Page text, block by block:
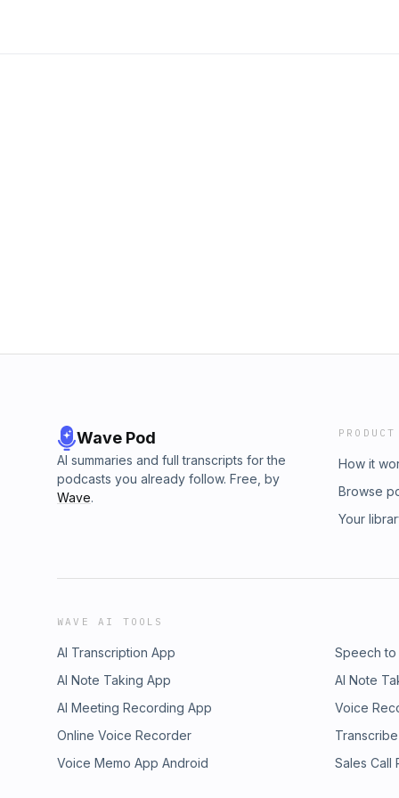
Wave Pod
AI summaries and full transcripts for the
podcasts you already follow. Free, by
Wave.
PRODUCT
How it
Browse
Your
WAVE AI TOOLS
AI Transcription App
Speech
AI Note Taking App
AI Note
AI Meeting Recording App
Voice
Online Voice Recorder
Voice Memo App Android
Sales Call